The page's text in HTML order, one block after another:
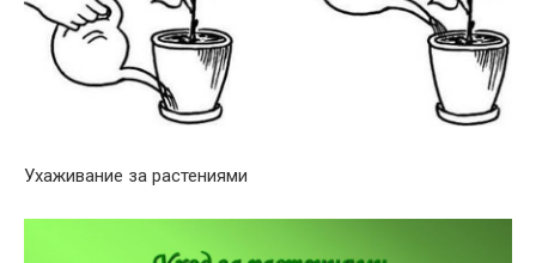
Ухаживание за растениями